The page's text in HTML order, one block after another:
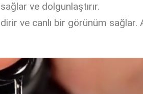
ve dolgunlaştırır.
ve canlı bir görünüm sağlar.